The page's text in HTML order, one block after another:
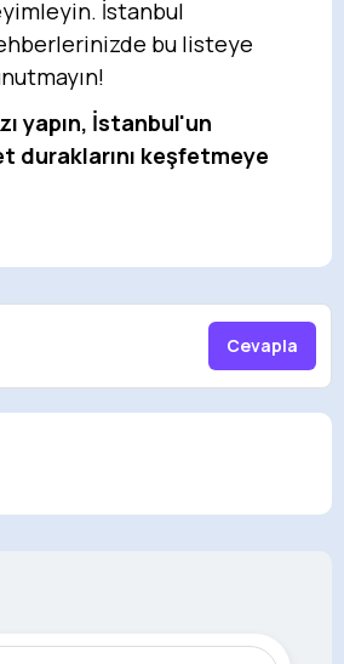
İstanbul
bu listeye
yapın, İstanbul'un
duraklarını keşfetmeye
Cevapla